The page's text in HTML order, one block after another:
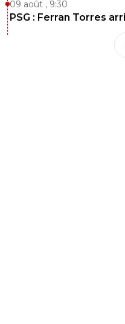
09 août , 9:30
PSG : Ferran Torres